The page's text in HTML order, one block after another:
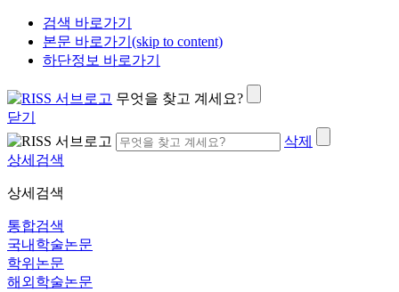
검색 바로가기
본문 바로가기(skip to content)
하단정보 바로가기
무엇을 찾고 계세요?
닫기
삭제
상세검색
상세검색
통합검색
국내학술논문
학위논문
해외학술논문